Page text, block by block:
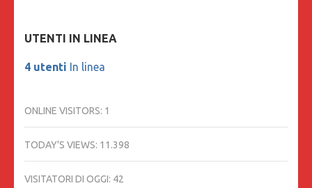
UTENTI IN LINEA
4 utenti In linea
ONLINE VISITORS: 1
TODAY'S VIEWS: 11.398
VISITATORI DI OGGI: 42